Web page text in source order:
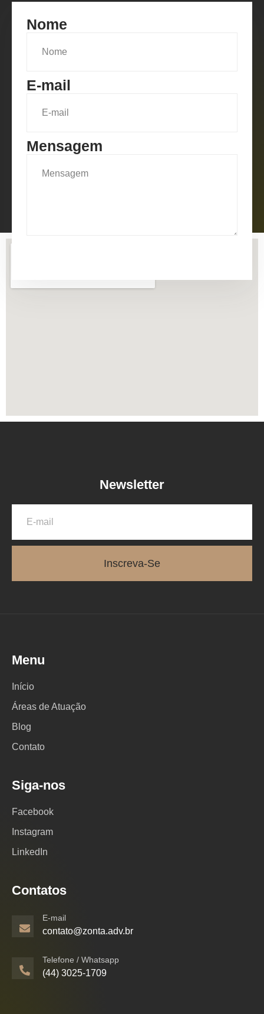
Nome
E-mail
Mensagem
Newsletter
Inscreva-Se
Menu
Início
Áreas de Atuação
Blog
Contato
Siga-nos
Facebook
Instagram
LinkedIn
Contatos
E-mail
contato@zonta.adv.br
Telefone / Whatsapp
(44) 3025-1709